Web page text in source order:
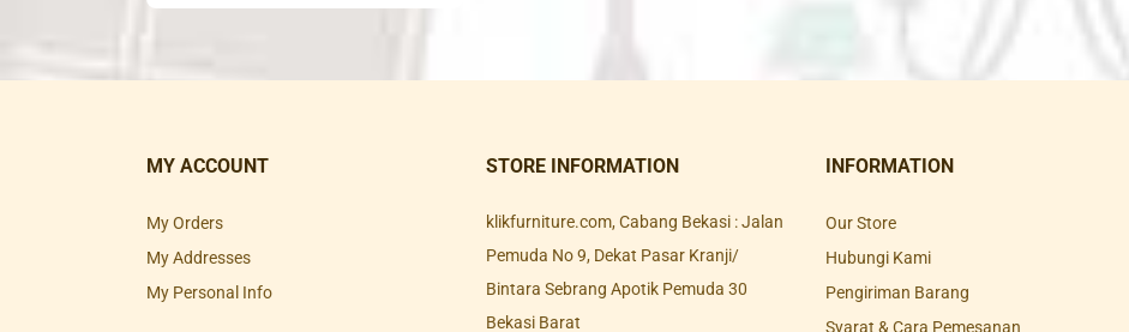
MY ACCOUNT
My Orders
My Addresses
My Personal Info
STORE INFORMATION
klikfurniture.com, Cabang Bekasi : Jalan
Pemuda No 9, Dekat Pasar Kranji/
Bintara Sebrang Apotik Pemuda 30
Bekasi Barat
INFORMATION
Our Store
Hubungi Kami
Pengiriman Barang
Syarat & Cara Pemesanan